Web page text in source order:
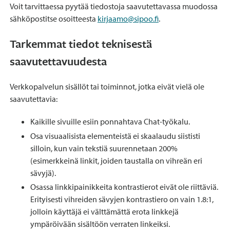
Voit tarvittaessa pyytää tiedostoja saavutettavassa muodossa
sähköpostitse osoitteesta kirjaamo@sipoo.fi.
Tarkemmat tiedot teknisestä
saavutettavuudesta
Verkkopalvelun sisällöt tai toiminnot, jotka eivät vielä ole
saavutettavia:
Kaikille sivuille esiin ponnahtava Chat-työkalu.
Osa visuaalisista elementeistä ei skaalaudu siististi
silloin, kun vain tekstiä suurennetaan 200%
(esimerkkeinä linkit, joiden taustalla on vihreän eri
sävyjä).
Osassa linkkipainikkeita kontrastierot eivät ole riittäviä.
Erityisesti vihreiden sävyjen kontrastiero on vain 1.8:1,
jolloin käyttäjä ei välttämättä erota linkkejä
ympäröivään sisältöön verraten linkeiksi.